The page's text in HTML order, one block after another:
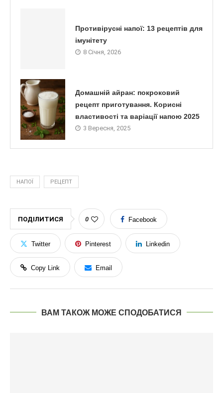
Противірусні напої: 13 рецептів для
імунітету
8 Січня, 2026
Домашній айран: покроковий
рецепт приготування. Корисні
властивості та варіації напою 2025
3 Вересня, 2025
НАПОЇ РЕЦЕПТ
ПОДІЛИТИСЯ 0 Facebook
Twitter Pinterest Linkedin
Copy Link Email
ВАМ ТАКОЖ МОЖЕ СПОДОБАТИСЯ